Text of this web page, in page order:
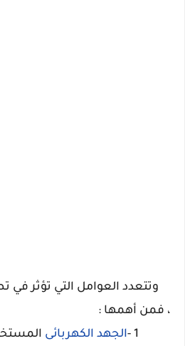
وتتعدد العوامل التي تؤثر في
، فمن أهمها :
الجهد الكهربائى